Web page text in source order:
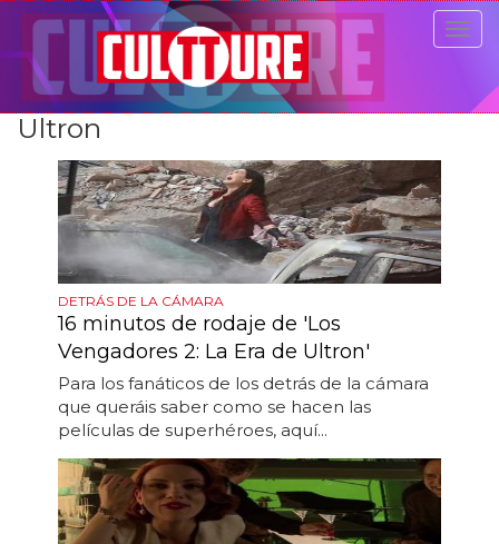
Ultron
DETRÁS DE LA CÁMARA
16 minutos de rodaje de 'Los
Vengadores 2: La Era de Ultron'
Para los fanáticos de los detrás de la cámara
que queráis saber como se hacen las
películas de superhéroes, aquí...